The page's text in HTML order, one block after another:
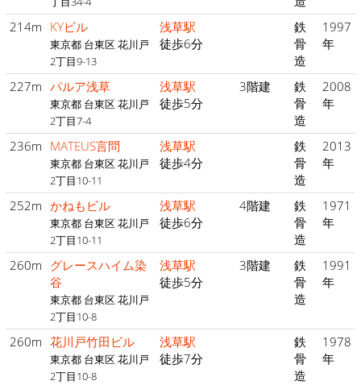
214m KYビル
東京都 台東区 花川戸
2丁目9-13
浅草駅
徒歩6分
鉄
骨
造
1997
年
227m パルア浅草
東京都 台東区 花川戸
2丁目7-4
浅草駅
徒歩5分
3階建
鉄
骨
造
2008
年
236m MATEUS言問
東京都 台東区 花川戸
2丁目10-11
浅草駅
徒歩4分
鉄
骨
造
2013
年
252m かねもビル
東京都 台東区 花川戸
2丁目10-11
浅草駅
徒歩6分
4階建
鉄
骨
造
1971
年
260m グレースハイム染
谷
東京都 台東区 花川戸
2丁目10-8
浅草駅
徒歩5分
3階建
鉄
骨
造
1991
年
260m 花川戸竹田ビル
東京都 台東区 花川戸
2丁目10-8
浅草駅
徒歩7分
鉄
骨
造
1978
年